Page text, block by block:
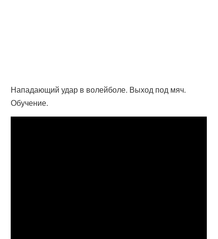
Нападающий удар в волейболе. Выход под мяч.
Обучение.